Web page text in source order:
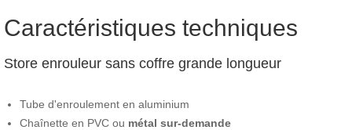
Caractéristiques techniques
Store enrouleur sans coffre grande longueur
Tube d'enroulement en aluminium
Chaînette en PVC ou métal sur-demande